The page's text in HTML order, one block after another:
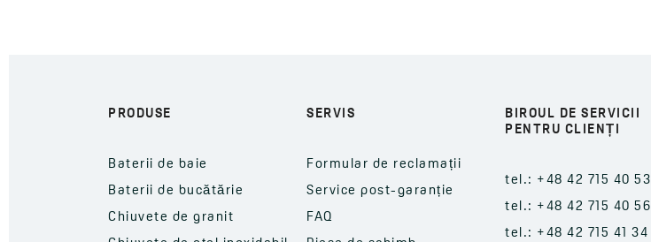
PRODUSE
Baterii de baie
Baterii de bucătărie
Chiuvete de granit
SERVIS
Formular de reclamații
Service post-garanție
FAQ
BIROUL DE SERVICII
PENTRU CLIENȚI
tel.: +48 42 715 40 53
tel.: +48 42 715 40 56
tel.: +48 42 715 41 34